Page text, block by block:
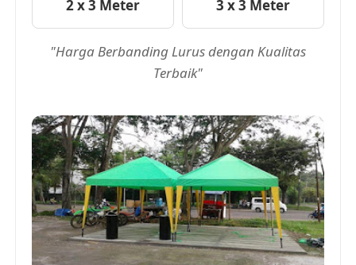
2 x 3 Meter 3 x 3 Meter
"Harga Berbanding Lurus dengan Kualitas
Terbaik"